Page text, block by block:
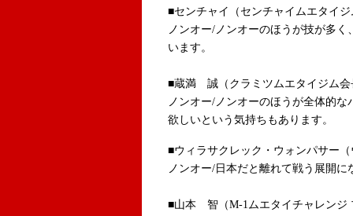
■センチャイ（センチャイムエタイ
ノンオー/ノンオーのほうが技が多
います。
■蔵満 誠（クラミツムエタイジム会
ノンオー/ノンオーのほうが全体的
欲しいという気持ちもあります。
■ウィラサクレック・ウォンパサー
ノンオー/日本だと離れて戦う展開
■山本 智（M-1ムエタイチャレンジ